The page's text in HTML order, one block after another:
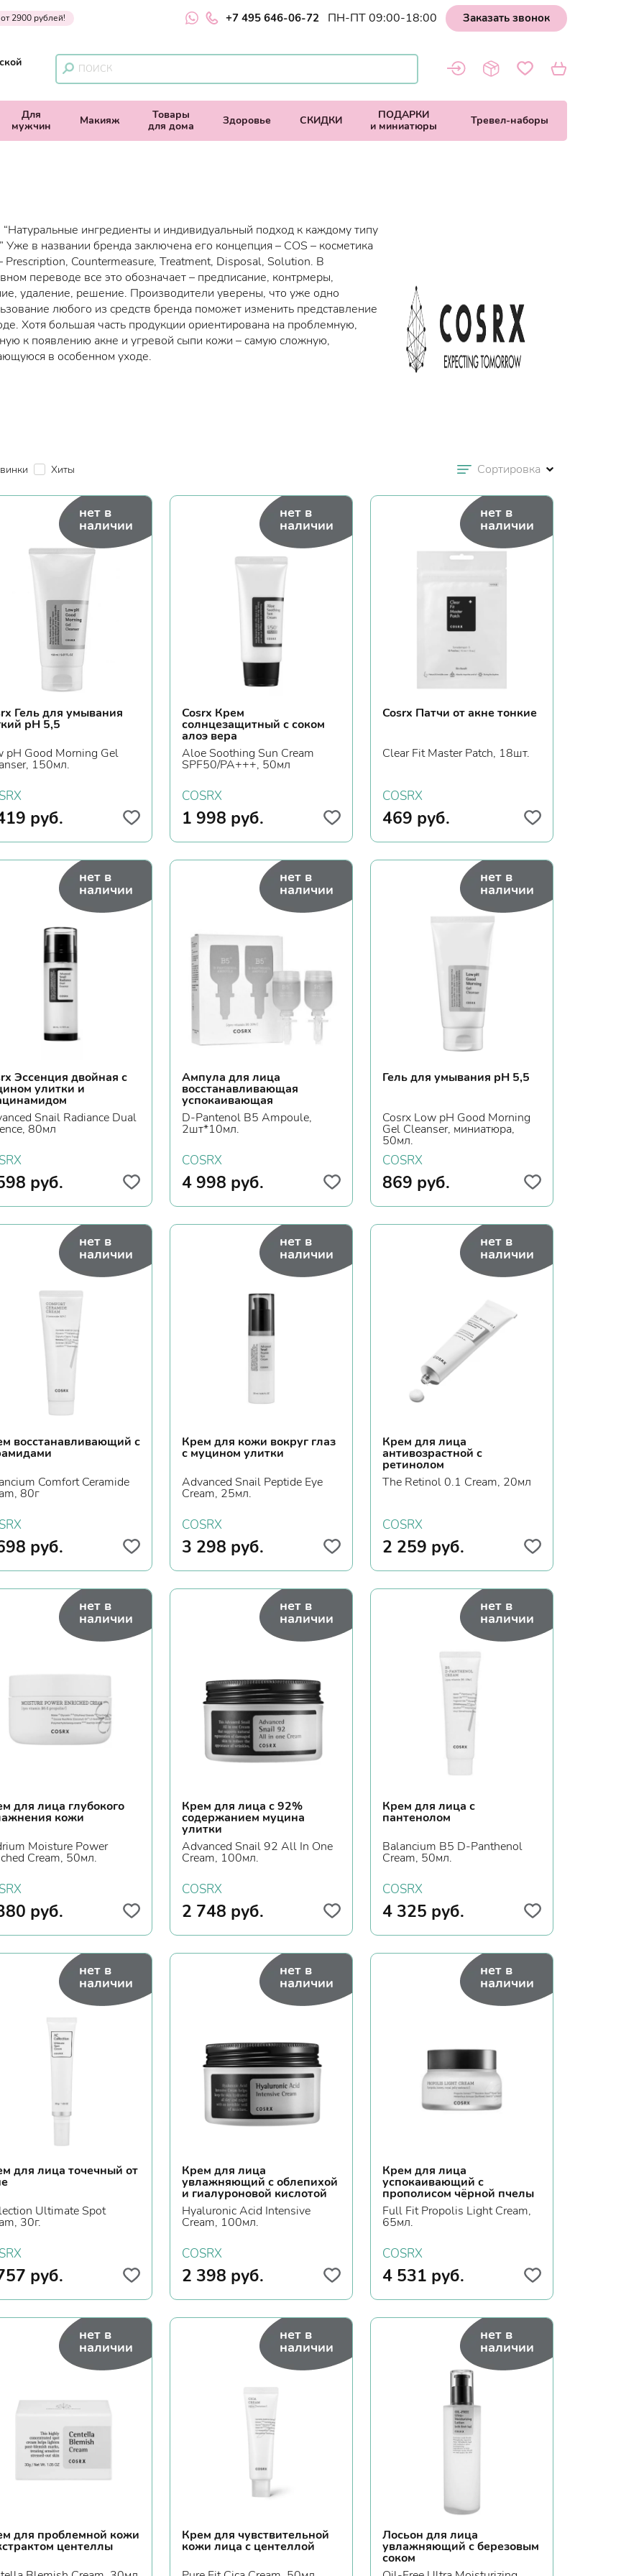
2900 рублей! +7 495 646-06-72 ПН-ПТ 09:00-18:00 Заказать звонок
Для
мужчин
Макияж
Товары
для дома
Здоровье СКИДКИ
ПОДАРКИ
и миниатюры
Тревел-наборы
“Натуральные ингредиенты и индивидуальный подход к каждому типу
Уже в названии бренда заключена его концепция – COS – косметика
Prescription, Countermeasure, Treatment, Disposal, Solution. В
переводе все это обозначает – предписание, контрмеры,
удаление, решение. Производители уверены, что уже одно
любого из средств бренда поможет изменить представление
Хотя большая часть продукции ориентирована на проблемную,
к появлению акне и угревой сыпи кожи – самую сложную,
в особенном уходе.
Хиты Сортировка
нет в
наличии
Гель для умывания
рН 5,5
рН Good Morning Gel
150мл.
руб.
нет в
наличии
Cosrx Крем
солнцезащитный с соком
алоэ вера
Aloe Soothing Sun Cream
SPF50/PA+++, 50мл
COSRX
1 998 руб.
нет в
наличии
Cosrx Патчи от акне тонкие
Clear Fit Master Patch, 18шт.
COSRX
469 руб.
нет в
наличии
Эссенция двойная с
улитки и
Snail Radiance Dual
80мл
руб.
нет в
наличии
Ампула для лица
восстанавливающая
успокаивающая
D-Pantenol B5 Ampoule,
2шт*10мл.
COSRX
4 998 руб.
нет в
наличии
Гель для умывания рН 5,5
Cosrx Low рН Good Morning
Gel Cleanser, миниатюра,
50мл.
COSRX
869 руб.
нет в
наличии
восстанавливающий с
Comfort Ceramide
80г
руб.
нет в
наличии
Крем для кожи вокруг глаз
с муцином улитки
Advanced Snail Peptide Eye
Cream, 25мл.
COSRX
3 298 руб.
нет в
наличии
Крем для лица
антивозрастной с
ретинолом
The Retinol 0.1 Cream, 20мл
COSRX
2 259 руб.
нет в
наличии
для лица глубокого
кожи
Moisture Power
Cream, 50мл.
руб.
нет в
наличии
Крем для лица с 92%
содержанием муцина
улитки
Advanced Snail 92 All In One
Cream, 100мл.
COSRX
2 748 руб.
нет в
наличии
Крем для лица с
пантенолом
Balancium B5 D-Panthenol
Cream, 50мл.
COSRX
4 325 руб.
нет в
наличии
для лица точечный от
Ultimate Spot
30г.
руб.
нет в
наличии
Крем для лица
увлажняющий с облепихой
и гиалуроновой кислотой
Hyaluronic Acid Intensive
Cream, 100мл.
COSRX
2 398 руб.
нет в
наличии
Крем для лица
успокаивающий с
прополисом чёрной пчелы
Full Fit Propolis Light Cream,
65мл.
COSRX
4 531 руб.
нет в
наличии
для проблемной кожи
центеллы
нет в
наличии
Крем для чувствительной
кожи лица с центеллой
нет в
наличии
Лосьон для лица
увлажняющий с березовым
соком